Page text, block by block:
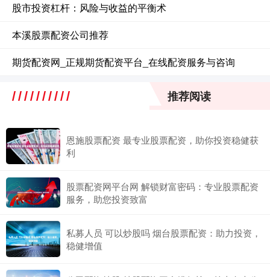
股市投资杠杆：风险与收益的平衡术
本溪股票配资公司推荐
期货配资网_正规期货配资平台_在线配资服务与咨询
推荐阅读
恩施股票配资 最专业股票配资，助你投资稳健获
利
股票配资网平台网 解锁财富密码：专业股票配资
服务，助您投资致富
私募人员 可以炒股吗 烟台股票配资：助力投资，
稳健增值